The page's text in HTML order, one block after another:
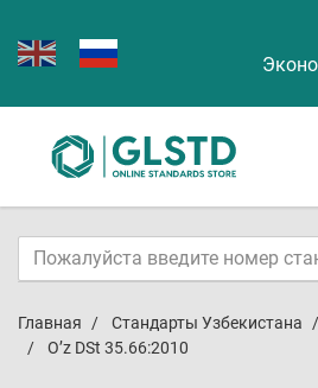
Главная Стандарты Узбекистана
O’z DSt 35.66:2010